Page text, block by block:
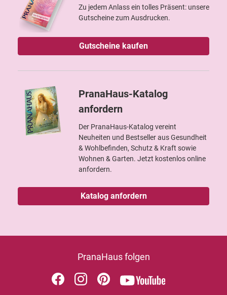
Zu jedem Anlass ein tolles Präsent: unsere
Gutscheine zum Ausdrucken.
Gutscheine kaufen
PranaHaus-Katalog
anfordern
Der PranaHaus-Katalog vereint
Neuheiten und Bestseller aus Gesundheit
& Wohlbefinden, Schutz & Kraft sowie
Wohnen & Garten. Jetzt kostenlos online
anfordern.
Katalog anfordern
PranaHaus folgen